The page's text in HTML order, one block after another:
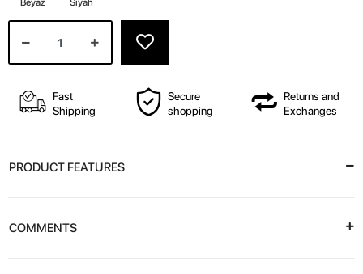
Beyaz
Siyah
Fast
Shipping
Secure
shopping
Returns and
Exchanges
PRODUCT FEATURES
COMMENTS